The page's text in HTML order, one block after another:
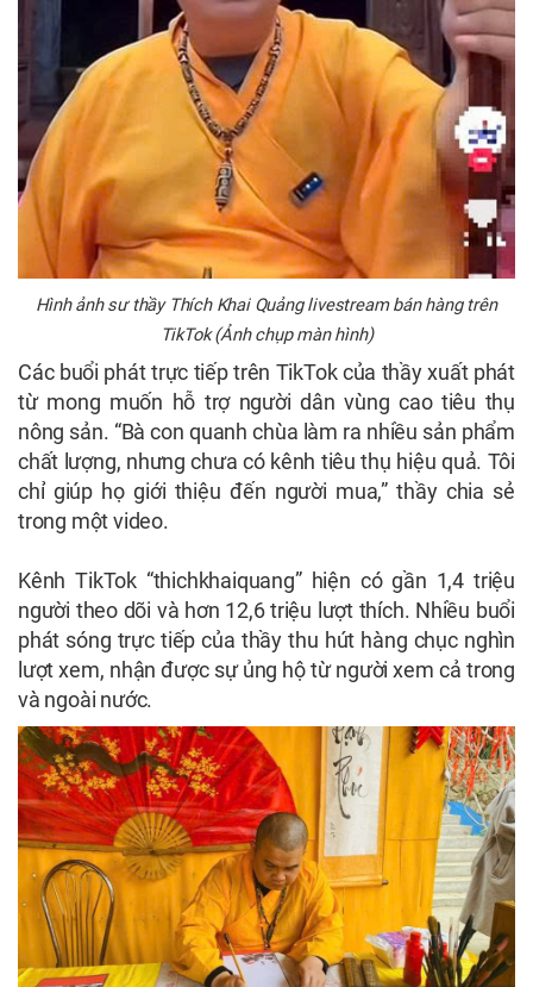
Hình ảnh sư thầy Thích Khai Quảng livestream bán hàng trên
TikTok (Ảnh chụp màn hình)
Các buổi phát trực tiếp trên TikTok của thầy xuất phát
từ mong muốn hỗ trợ người dân vùng cao tiêu thụ
nông sản. “Bà con quanh chùa làm ra nhiều sản phẩm
chất lượng, nhưng chưa có kênh tiêu thụ hiệu quả. Tôi
chỉ giúp họ giới thiệu đến người mua,” thầy chia sẻ
trong một video.
Kênh TikTok “thichkhaiquang” hiện có gần 1,4 triệu
người theo dõi và hơn 12,6 triệu lượt thích. Nhiều buổi
phát sóng trực tiếp của thầy thu hút hàng chục nghìn
lượt xem, nhận được sự ủng hộ từ người xem cả trong
và ngoài nước.